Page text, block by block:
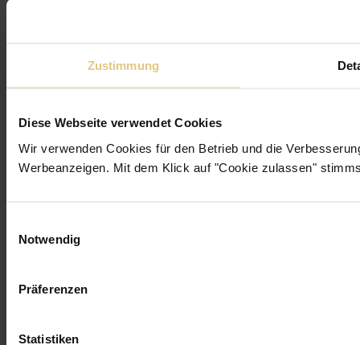
Zustimmung
Diese Webseite verwendet Cookies
Wir verwenden Cookies für den Betrieb und die
Werbeanzeigen. Mit dem Klick auf "Cookie zulassen"
Notwendig
Präferenzen
Statistiken
Smart Home Rollos
Vorhangstangen
Holzjalousien
Dachfenster
Insektenschutz
3b8cb71 · production · 2026-08-05T14:35:19.540Z